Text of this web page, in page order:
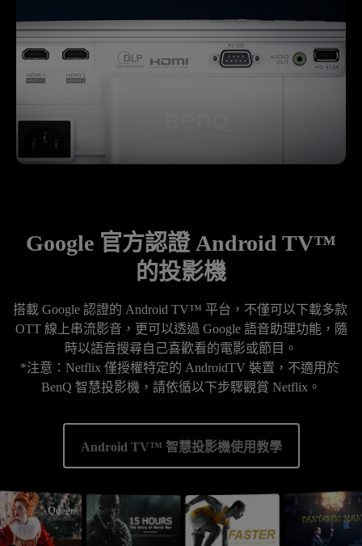
Google 官方認證 Android TV™
的投影機
搭載 Google 認證的 Android TV™ 平台，不僅可以下載多款
OTT 線上串流影音，更可以透過 Google 語音助理功能，隨
時以語音搜尋自己喜歡看的電影或節目。
*注意：Netflix 僅授權特定的 AndroidTV 裝置，不適用於
BenQ 智慧投影機，請依循以下步驟觀賞 Netflix。
Android TV™ 智慧投影機使用教學